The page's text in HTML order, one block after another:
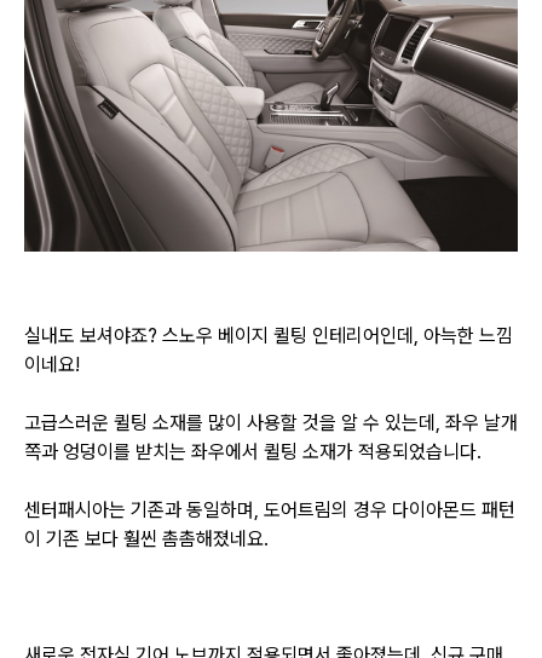
실내도 보셔야죠? 스노우 베이지 퀼팅 인테리어인데, 아늑한 느낌
이네요!
고급스러운 퀼팅 소재를 많이 사용할 것을 알 수 있는데, 좌우 날개
쪽과 엉덩이를 받치는 좌우에서 퀼팅 소재가 적용되었습니다.
센터패시아는 기존과 동일하며, 도어트림의 경우 다이아몬드 패턴
이 기존 보다 훨씬 촘촘해졌네요.